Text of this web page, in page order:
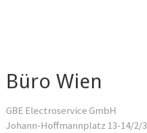
Büro Wien
GBE Electroservice GmbH
Johann-Hoffmannplatz 13-14/2/3